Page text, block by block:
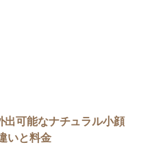
出可能なナチュラル小顔
いと料金